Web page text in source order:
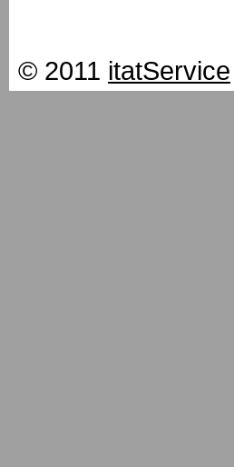
© 2011 itatService